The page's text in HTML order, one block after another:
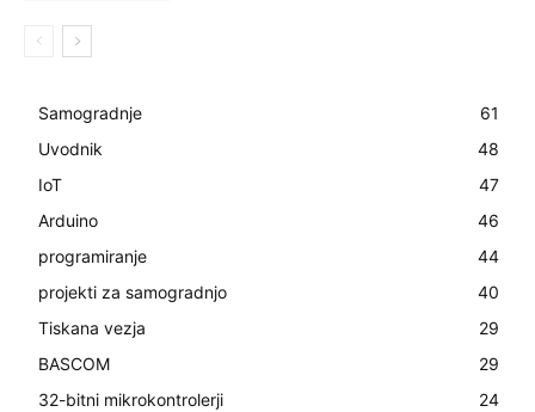
Samogradnje
61
Uvodnik
48
IoT
47
Arduino
46
programiranje
44
projekti za samogradnjo
40
Tiskana vezja
29
BASCOM
29
32-bitni mikrokontrolerji
24